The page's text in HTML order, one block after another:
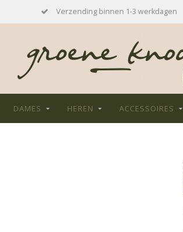
Verzending binnen 1-3 werkdagen
DAMES HEREN ACCESSOIRES